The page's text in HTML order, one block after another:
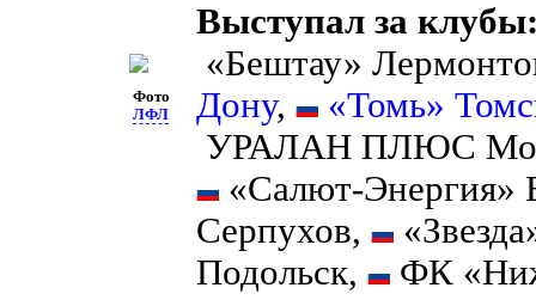
Фото
ЛФЛ
Выступал за
«Бештау»
Дону,
«Томь»
УРАЛАН ПЛЮС
«Салют-Энергия»
Серпухов,
Подольск,
ФК